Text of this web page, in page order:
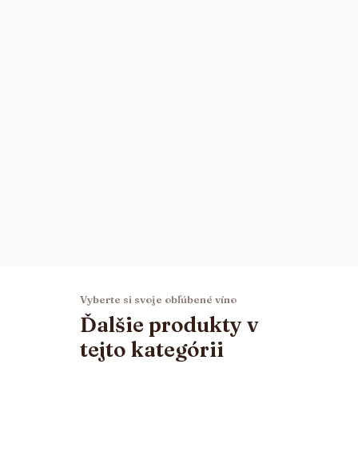
Vyberte si svoje obľúbené víno
Ďalšie produkty v
tejto kategórii